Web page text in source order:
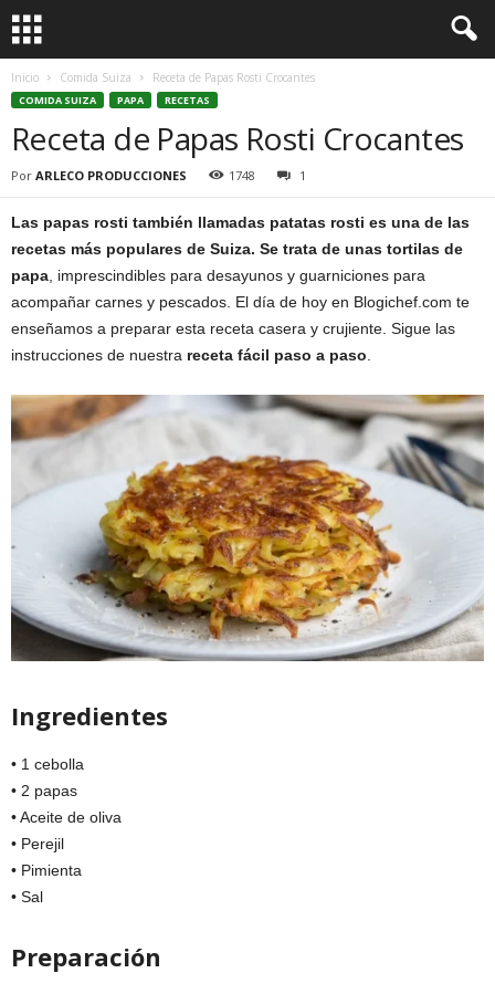
Inicio Comida Suiza Receta de Papas Rosti Crocantes
COMIDA SUIZA PAPA RECETAS
Receta de Papas Rosti Crocantes
Por ARLECO PRODUCCIONES 1748 1
Las papas rosti también llamadas patatas rosti es una de las
recetas más populares de Suiza. Se trata de unas tortilas de
papa , imprescindibles para desayunos y guarniciones para
acompañar carnes y pescados. El día de hoy en Blogichef.com te
enseñamos a preparar esta receta casera y crujiente. Sigue las
instrucciones de nuestra receta fácil paso a paso
Ingredientes
• 1 cebolla
• 2 papas
• Aceite de oliva
• Perejil
• Pimienta
• Sal
Preparación